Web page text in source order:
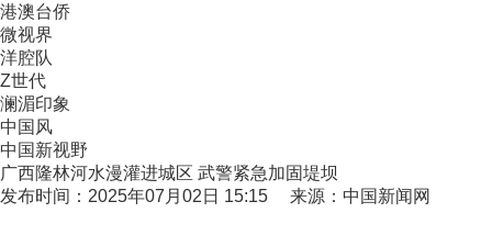
港澳台侨
微视界
洋腔队
Z世代
澜湄印象
中国风
中国新视野
广西隆林河水漫灌进城区 武警紧急加固堤坝
发布时间：2025年07月02日 15:15 来源：中国新闻网